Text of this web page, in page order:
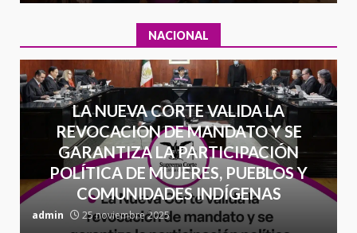
NACIONAL
LA NUEVA CORTE VALIDA LA
REVOCACIÓN DE MANDATO Y SE
GARANTIZA LA PARTICIPACIÓN
POLÍTICA DE MUJERES, PUEBLOS Y
COMUNIDADES INDÍGENAS
admin 25 noviembre 2025